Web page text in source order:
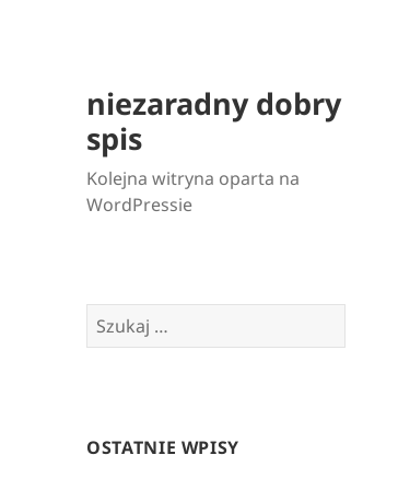
niezaradny dobry
spis
Kolejna witryna oparta na
WordPressie
Szukaj:
OSTATNIE WPISY